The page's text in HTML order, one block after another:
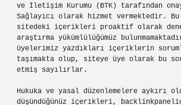
ve İletişim Kurumu (BTK) tarafından
Sağlayıcı olarak hizmet vermektedir. Bu
sitedeki içerikleri proaktif olarak
araştırma yükümlülüğümüz
üyelerimiz yazdıkları içeriklerin
taşımakta olup, siteye üye olarak bu
etmiş sayılırlar.
Hukuka ve yasal düzenlemelere aykırı
düşündüğünüz içerikleri,